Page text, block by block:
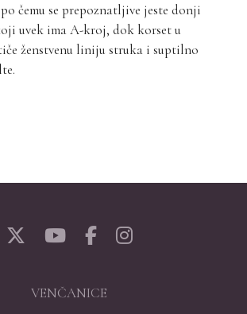
čemu se prepoznatljive jeste donji
uvek ima A-kroj, dok korset u
ženstvenu liniju struka i suptilno
VENČANICE